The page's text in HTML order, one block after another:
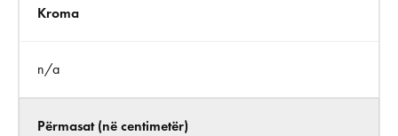
Kroma
n/a
Përmasat (në centimetër)